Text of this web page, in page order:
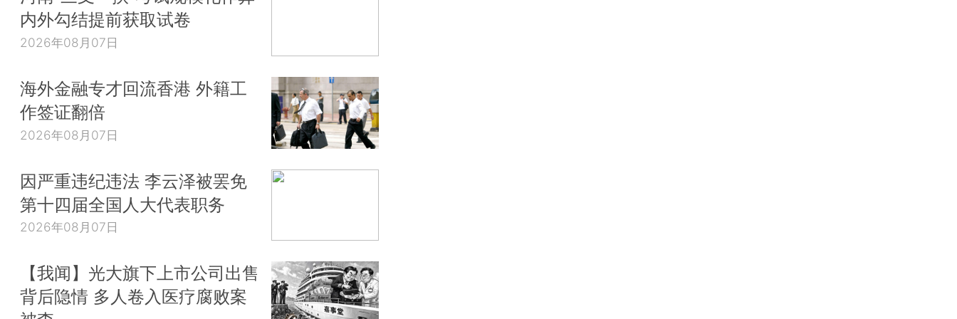
内外勾结提前获取试卷
2026年08月07日
海外金融专才回流香港 外籍工
作签证翻倍
2026年08月07日
因严重违纪违法 李云泽被罢免
第十四届全国人大代表职务
2026年08月07日
【我闻】光大旗下上市公司出售
背后隐情 多人卷入医疗腐败案